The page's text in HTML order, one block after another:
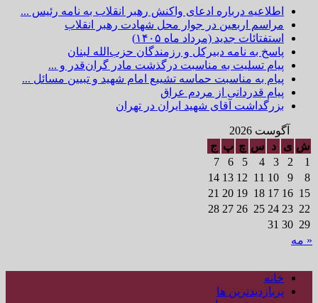
اطلاعیه درباره ادعای واکنش رهبر انقلاب به نامه رئیس ...
مراسم اربعین در جوار محل شهادت رهبر انقلاب
استفتائات جدید (مرداد ماه ۱۴۰۵)
پاسخ به نامه دبیرکل و رزمندگان حزب‌الله لبنان
پیام تسلیت به مناسبت درگذشت مادر گران‌قدر و ...
پیام به مناسبت حماسه تشییع امام شهید و تبیین مسائل ...
پیام قدردانی از مردم عراق
بزرگداشت آقای شهید ایران در تهران
آگوست 2026
ش ی د س چ پ ج
1
2
3
4
5
6
7
8
9
10
11
12
13
14
15
16
17
18
19
20
21
22
23
24
25
26
27
28
29
30
31
« مه
خانه
پربازدیدترین ها